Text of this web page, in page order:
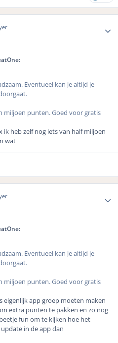
Eventueel kan je altijd je
miljoen punten. Goed voor gratis
heb zelf nog iets van half miljoen
wat
Eventueel kan je altijd je
miljoen punten. Goed voor gratis
eigenlijk app groep moeten maken
extra punten te pakken en zo nog
fun om te kijken hoe het
in de app dan